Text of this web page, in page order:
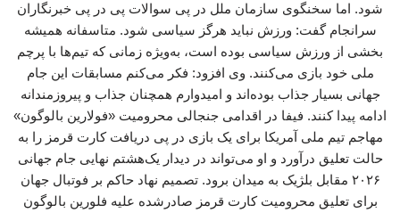
شود. اما سخنگوی سازمان ملل در پی سوالات پی در پی خبرنگاران
سرانجام گفت: ورزش نباید هرگز سیاسی شود. متاسفانه همیشه
بخشی از ورزش سیاسی بوده است، به‌ویژه زمانی که تیم‌ها با پرچم
ملی خود بازی می‌کنند. وی افزود: فکر می‌کنم مسابقات این جام
جهانی بسیار جذاب بوده‌اند و امیدوارم همچنان جذاب و پیروزمندانه
ادامه پیدا کنند. فیفا در اقدامی جنجالی محرومیت «فولارین بالوگون»
مهاجم تیم ملی آمریکا برای یک بازی در پی دریافت کارت قرمز را به
حالت تعلیق درآورد و او می‌تواند در دیدار یک‌هشتم نهایی جام جهانی
۲۰۲۶ مقابل بلژیک به میدان برود. تصمیم نهاد حاکم بر فوتبال جهان
برای تعلیق محرومیت کارت قرمز صادرشده علیه فلورین بالوگون